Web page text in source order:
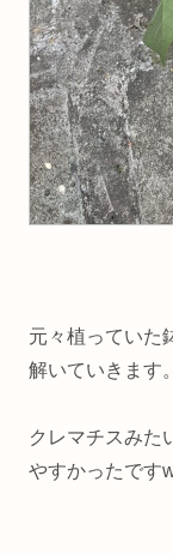
元々植っていた
解いていきます。
クレマチスみた
やすかったです